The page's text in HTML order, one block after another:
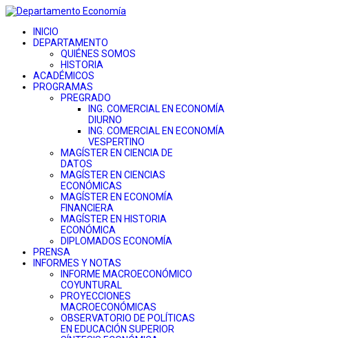
INICIO
DEPARTAMENTO
QUIÉNES SOMOS
HISTORIA
ACADÉMICOS
PROGRAMAS
PREGRADO
ING. COMERCIAL EN ECONOMÍA
DIURNO
ING. COMERCIAL EN ECONOMÍA
VESPERTINO
MAGÍSTER EN CIENCIA DE
DATOS
MAGÍSTER EN CIENCIAS
ECONÓMICAS
MAGÍSTER EN ECONOMÍA
FINANCIERA
MAGÍSTER EN HISTORIA
ECONÓMICA
DIPLOMADOS ECONOMÍA
PRENSA
INFORMES Y NOTAS
INFORME MACROECONÓMICO
COYUNTURAL
PROYECCIONES
MACROECONÓMICAS
OBSERVATORIO DE POLÍTICAS
EN EDUCACIÓN SUPERIOR